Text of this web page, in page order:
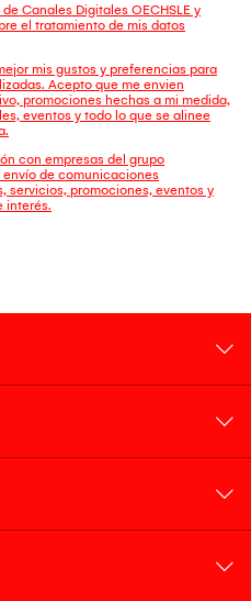
Canales Digitales OECHSLE y
el tratamiento de mis datos
mis gustos y preferencias para
Acepto que me envien
promociones hechas a mi medida,
eventos y todo lo que se alinee
con empresas del grupo
envío de comunicaciones
servicios, promociones, eventos y
interés.